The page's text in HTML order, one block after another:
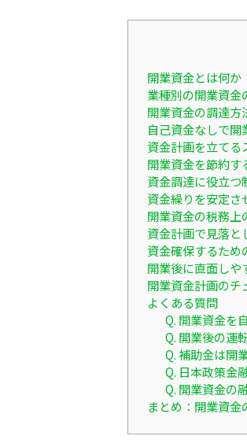
開業資金とは何か
業種別の開業資金
開業資金の調達方
自己資金なしで開
資金計画を立てる
開業資金を節約す
資金調達に役立つ
資金繰りを安定さ
開業資金の税務上
資金計画で見落と
資金確保するため
開業後に直面しや
開業資金計画のチ
よくある質問
Q. 開業資金を
Q. 開業後の運
Q. 補助金は開
Q. 日本政策金
Q. 開業資金の
まとめ：開業資